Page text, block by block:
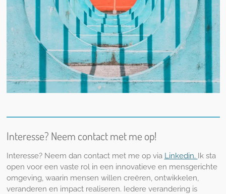
Interesse? Neem contact met me op!
Interesse? Neem dan contact met me op via Linkedin. Ik sta
open voor een vaste rol in een innovatieve en mensgerichte
omgeving, waarin mensen willen creëren, ontwikkelen,
veranderen en impact realiseren. Iedere verandering is